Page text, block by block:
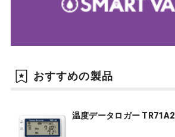
おすすめの製品
温度データロガー TR71A2